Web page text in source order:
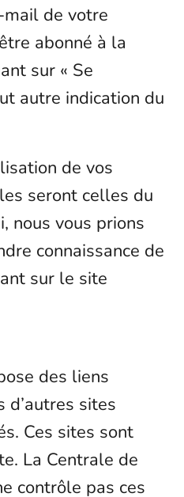
mail de votre
abonné à la
sur « Se
autre indication du
de vos
seront celles du
nous vous prions
connaissance de
sur le site
des liens
d’autres sites
Ces sites sont
La Centrale de
contrôle pas ces